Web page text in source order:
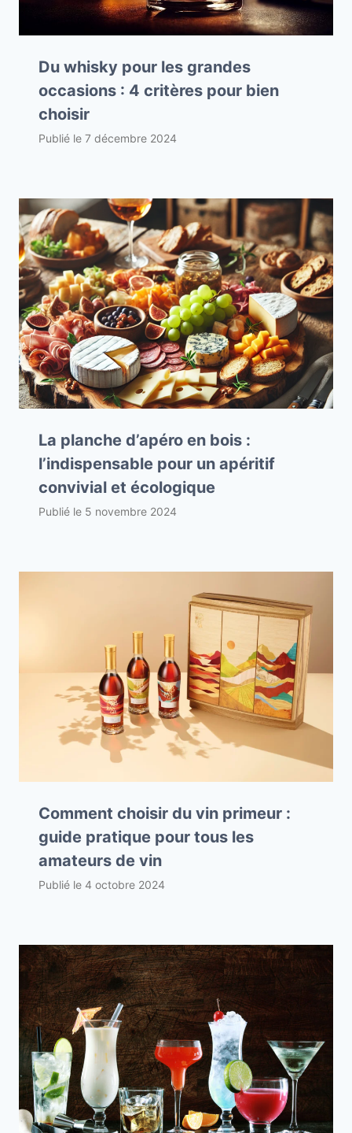
Du whisky pour les grandes
occasions : 4 critères pour bien
choisir
Publié le 7 décembre 2024
La planche d’apéro en bois :
l’indispensable pour un apéritif
convivial et écologique
Publié le 5 novembre 2024
Comment choisir du vin primeur :
guide pratique pour tous les
amateurs de vin
Publié le 4 octobre 2024